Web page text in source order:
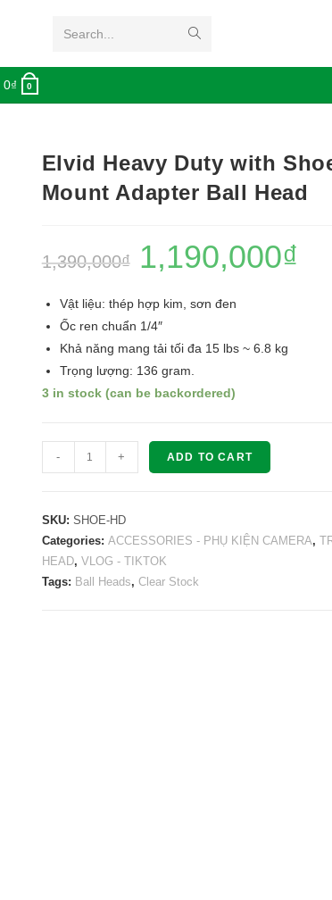
Search...
0₫ 0
Elvid Heavy Duty with
Mount Adapter Ball Head
1,390,000₫ 1,190,000₫
Vật liệu: thép hợp kim, sơn đen
Ốc ren chuẩn 1/4″
Khả năng mang tải tối đa 15 lbs ~ 6.8 kg
Trọng lượng: 136 gram.
3 in stock (can be backordered)
Heavy
with
Shoe
Mount
Adapter
- + ADD TO CART
SKU: SHOE-HD
Categories: ACCESSORIES - PHỤ KIỆN CAMERA,
HEAD, VLOG - TIKTOK
Tags: Ball Heads, Clear Stock